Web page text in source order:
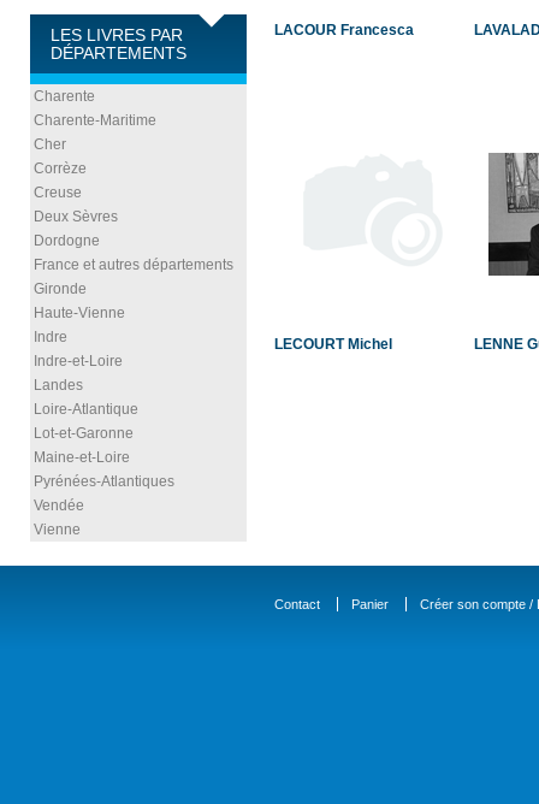
LES LIVRES PAR
DÉPARTEMENTS
Charente
Charente-Maritime
Cher
Corrèze
Creuse
Deux Sèvres
Dordogne
France et autres départements
Gironde
Haute-Vienne
Indre
Indre-et-Loire
Landes
Loire-Atlantique
Lot-et-Garonne
Maine-et-Loire
Pyrénées-Atlantiques
Vendée
Vienne
LACOUR Francesca
LECOURT Michel LENNE
Contact Panier Créer son compte /